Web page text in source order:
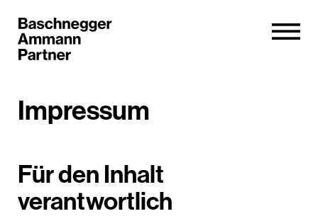
Impressum
Für den Inhalt
verantwortlich